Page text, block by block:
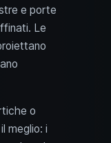
e porte
Le
o
meglio: i